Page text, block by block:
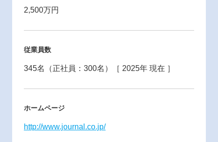
2,500万円
従業員数
345名（正社員：300名）［ 2025年 現在 ］
ホームページ
http://www.journal.co.jp/